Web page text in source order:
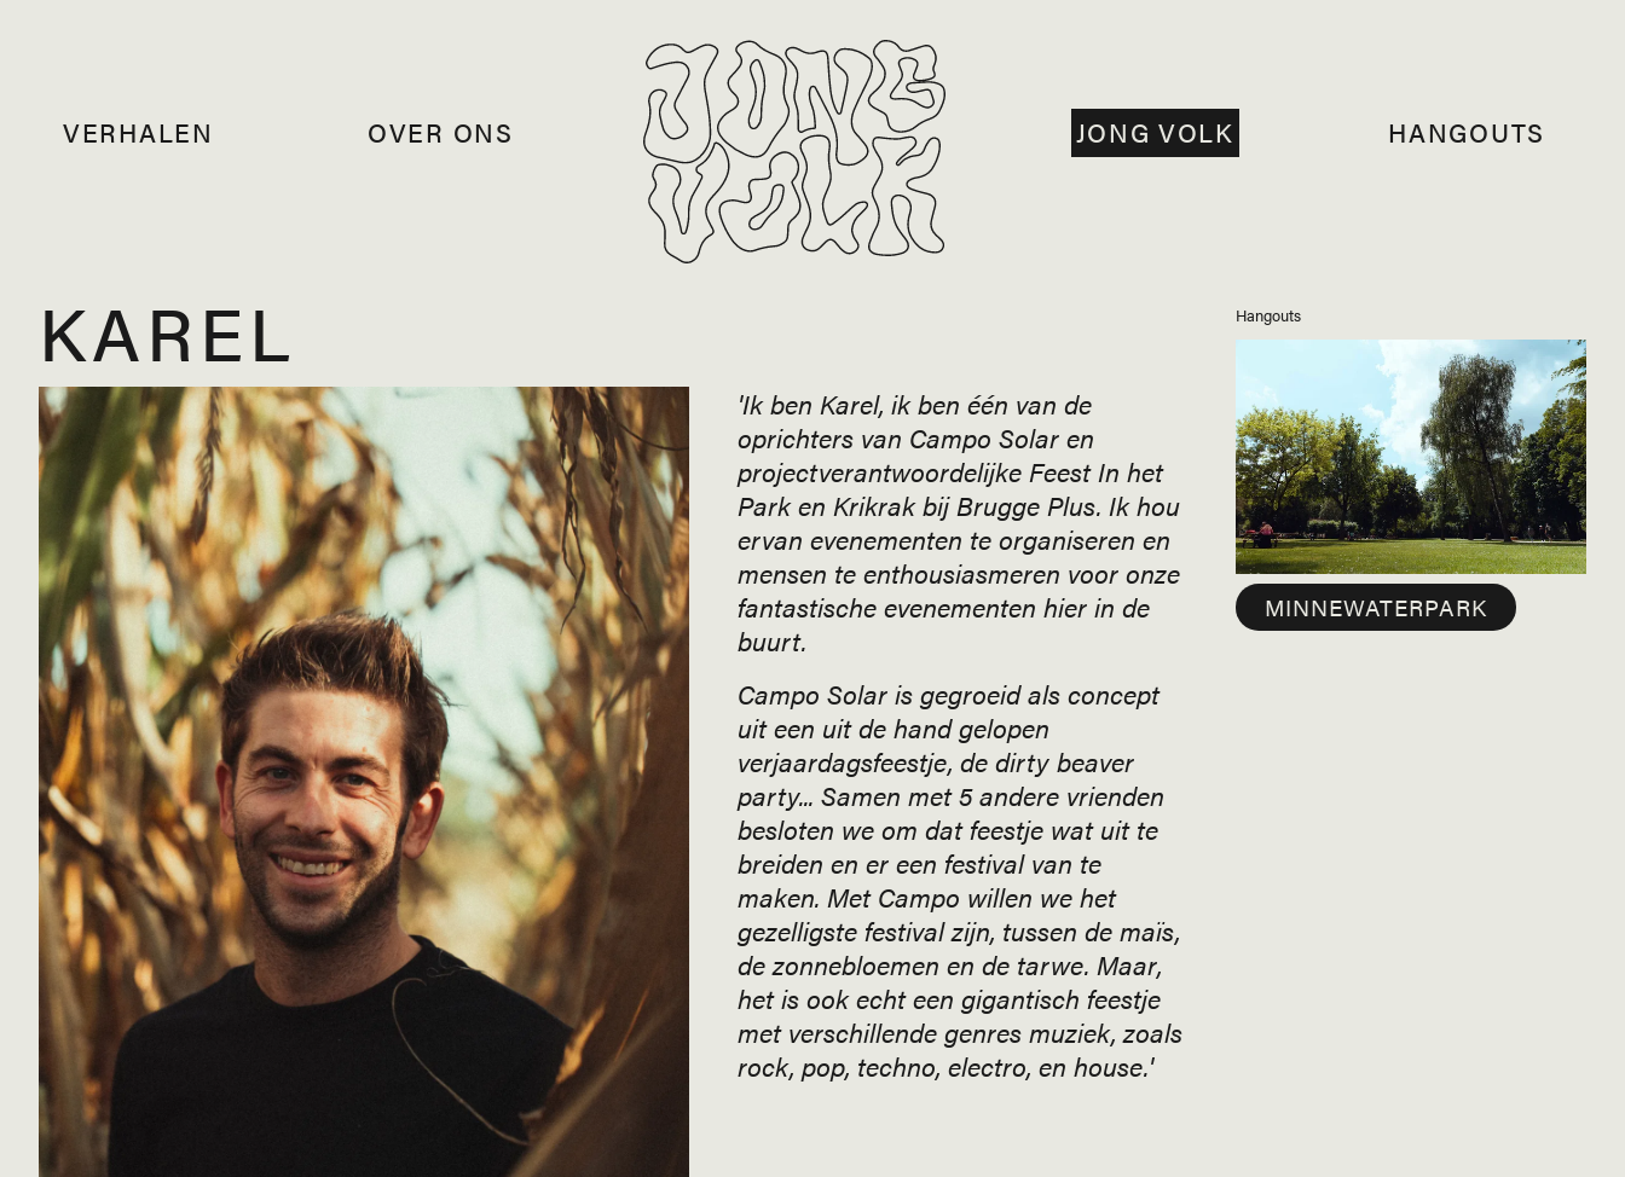
VERHALEN OVER ONS JONG VOLK HANGOUTS
KAREL
'Ik ben Karel, ik ben één van de
oprichters van Campo Solar en
projectverantwoordelijke Feest In het
Park en Krikrak bij Brugge Plus. Ik hou
ervan evenementen te organiseren en
mensen te enthousiasmeren voor onze
fantastische evenementen hier in de
buurt.
Campo Solar is gegroeid als concept
uit een uit de hand gelopen
verjaardagsfeestje, de dirty beaver
party... Samen met 5 andere vrienden
besloten we om dat feestje wat uit te
breiden en er een festival van te
maken. Met Campo willen we het
gezelligste festival zijn, tussen de maïs,
de zonnebloemen en de tarwe. Maar,
het is ook echt een gigantisch feestje
met verschillende genres muziek, zoals
rock, pop, techno, electro, en house.'
Hangouts
MINNEWATERPARK